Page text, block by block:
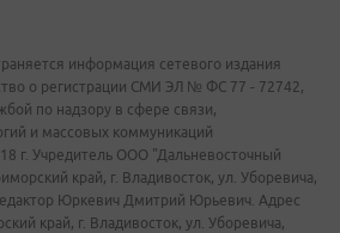
информация сетевого издания
о регистрации СМИ ЭЛ № ФС 77 - 72742,
по надзору в сфере связи,
и массовых коммуникаций
г. Учредитель ООО "Дальневосточный
край, г. Владивосток, ул. Уборевича,
Юркевич Дмитрий Юрьевич. Адрес
край, г. Владивосток, ул. Уборевича,